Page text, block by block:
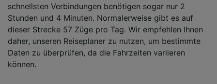
schnellsten Verbindungen benötigen sogar nur 2
Stunden und 4 Minuten. Normalerweise gibt es auf
dieser Strecke 57 Züge pro Tag. Wir empfehlen Ihnen
daher, unseren Reiseplaner zu nutzen, um bestimmte
Daten zu überprüfen, da die Fahrzeiten variieren
können.